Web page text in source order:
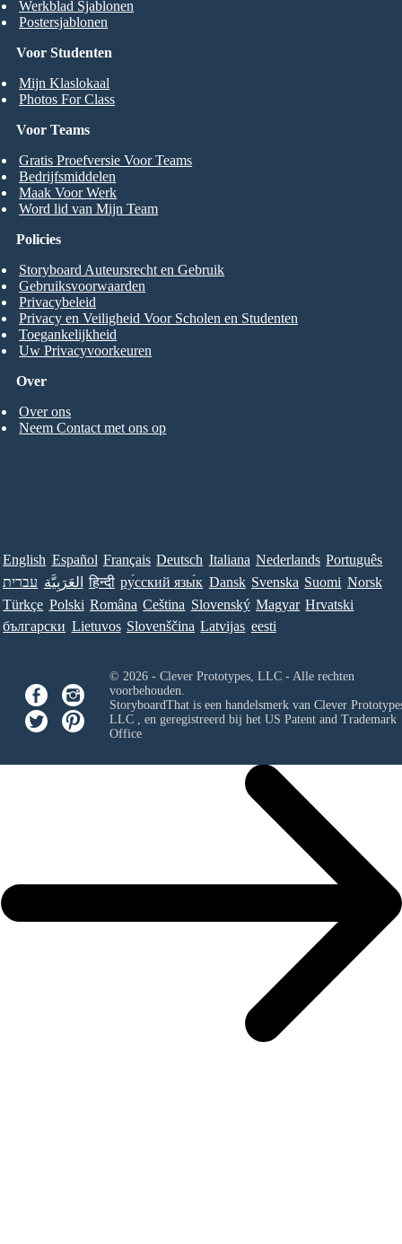
Voor Studenten
Mijn Klaslokaal
Photos For Class
Werkblad Sjablonen
Postersjablonen
Voor Teams
Gratis Proefversie Voor Teams
Bedrijfsmiddelen
Maak Voor Werk
Word lid van Mijn Team
Over
Over ons
Neem Contact met ons op
Policies
Storyboard Auteursrecht en Gebruik
Gebruiksvoorwaarden
Privacybeleid
Privacy en Veiligheid Voor Scholen en Studenten
Toegankelijkheid
Uw Privacyvoorkeuren
English Español Français Deutsch Italiana Nederlands Português
עברית العَرَبِيَّة हिन्दी ру́сский язы́к Dansk Svenska Suomi Norsk
Türkçe Polski Româna Ceština Slovenský Magyar Hrvatski
български Lietuvos Slovenščina Latvijas eesti
© 2026 - Clever Prototypes, LLC - Alle rechten
voorbehouden.
StoryboardThat is een handelsmerk van Clever
LLC, en geregistreerd bij het US Patent and Trademark
Office